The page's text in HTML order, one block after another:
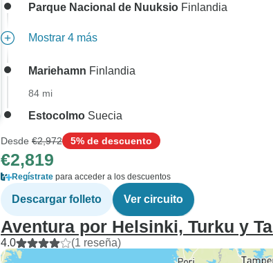
Parque Nacional de Nuuksio Finlandia
Mostrar 4 más
Mariehamn Finlandia
84 mi
Estocolmo Suecia
Desde €2,972 5% de descuento
€2,819
Regístrate para acceder a los descuentos
Descargar folleto Ver circuito
Aventura por Helsinki, Turku y
4.0 (1 reseña)